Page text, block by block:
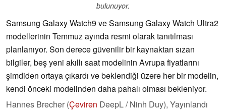
bulunuyor.
Samsung Galaxy Watch9 ve Samsung Galaxy Watch Ultra2
modellerinin Temmuz ayında resmi olarak tanıtılması
planlanıyor. Son derece güvenilir bir kaynaktan sızan
bilgiler, beş yeni akıllı saat modelinin Avrupa fiyatlarını
şimdiden ortaya çıkardı ve beklendiği üzere her bir modelin,
kendi önceki modelinden daha pahalı olması bekleniyor.
Hannes Brecher (Çeviren DeepL / Ninh Duy), Yayınlandı